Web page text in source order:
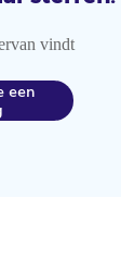
vindt
een